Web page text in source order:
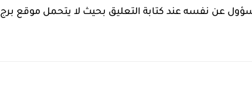
عن نفسه عند كتابة التعليق بحيث لا يتحمل موقع برج